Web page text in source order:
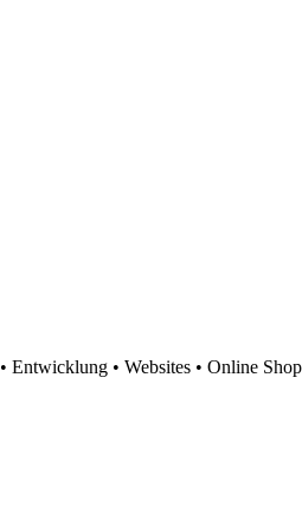
• Entwicklung • Websites • Online